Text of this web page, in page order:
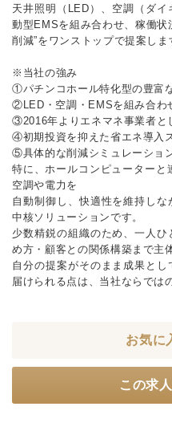
天井照明（LED）、空調（ダ
動型EMSを組み合わせ、稼働状
削減”をワンストップで提案しま
※当社の強み
①パチンコホール特化型の豊富
②LED・空調・EMSを組み合わ
③2016年よりエネマネ事業者と
④初期投資を抑えた省エネ導入
⑤具体的な削減シミュレーショ
特に、ホールコンピューターと
空調や電力を
自動制御し、快適性を維持し
中核ソリューションです。
少数精鋭の組織のため、一人
め方・顧客との関係構築まで主
自分の提案がそのまま成果と
届けられる点は、当社ならでは
お気に
この求